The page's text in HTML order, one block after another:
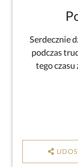
Serdecznie
podczas
tego czasu